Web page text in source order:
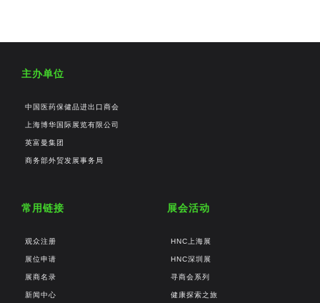
主办单位
中国医药保健品进出口商会
上海博华国际展览有限公司
英富曼集团
商务部外贸发展事务局
常用链接
观众注册
展位申请
展商名录
新闻中心
展会活动
HNC上海展
HNC深圳展
寻商会系列
健康探索之旅